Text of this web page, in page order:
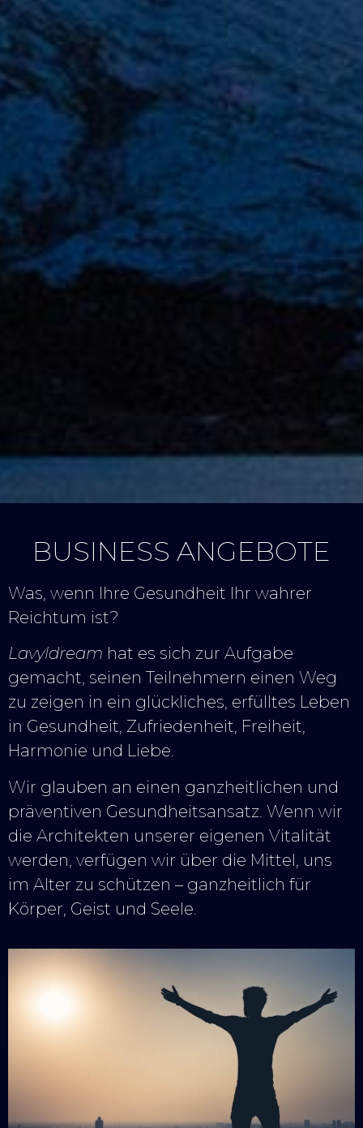
BUSINESS ANGEBOTE
Was, wenn Ihre Gesundheit Ihr wahrer
Reichtum ist?
Lavyldream hat es sich zur Aufgabe
gemacht, seinen Teilnehmern einen Weg
zu zeigen in ein glückliches, erfülltes Leben
in Gesundheit, Zufriedenheit, Freiheit,
Harmonie und Liebe.
Wir glauben an einen ganzheitlichen und
präventiven Gesundheitsansatz. Wenn wir
die Architekten unserer eigenen Vitalität
werden, verfügen wir über die Mittel, uns
im Alter zu schützen – ganzheitlich für
Körper, Geist und Seele.